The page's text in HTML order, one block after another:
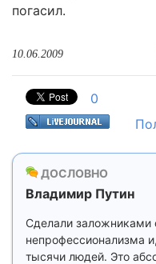
погасил.
10.06.2009
0
ДОСЛОВНО
Владимир Путин
Сделали заложниками
непрофессионализма
тысячи людей. Это